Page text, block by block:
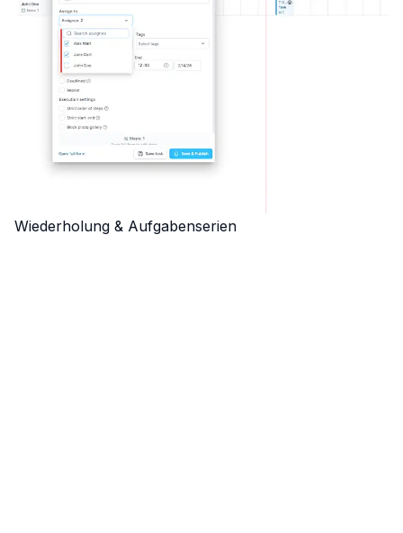
Wiederholung & Aufgabenserien